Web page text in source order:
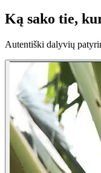
Ką sako tie,
Autentiški dalyvių